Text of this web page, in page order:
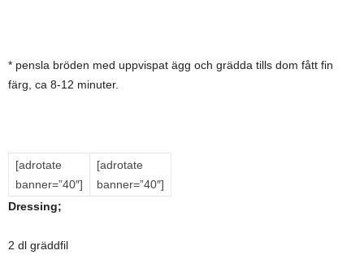
* pensla bröden med uppvispat ägg och grädda tills dom fått fin
färg, ca 8-12 minuter.
[adrotate
banner=”40″]
[adrotate
banner=”40″]
Dressing;
2 dl gräddfil